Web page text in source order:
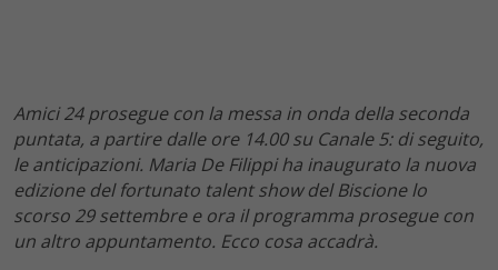
Amici 24 prosegue con la messa in onda della seconda
puntata, a partire dalle ore 14.00 su Canale 5: di seguito,
le anticipazioni. Maria De Filippi ha inaugurato la nuova
edizione del fortunato talent show del Biscione lo
scorso 29 settembre e ora il programma prosegue con
un altro appuntamento. Ecco cosa accadrà.